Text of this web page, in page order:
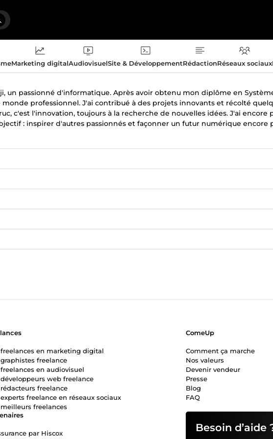
Marketing digitalAudiovisuelSite & DéveloppementRédactionRéseaux sociaux
un passionné d'informatique. Après avoir obtenu mon diplôme en
professionnel. J'ai contribué à des projets innovants et récolté
c'est l'innovation, toujours à la recherche de nouvelles idées. J'ai encore
: inspirer d'autres passionnés et façonner un futur numérique encore
Besoin d’aide
par Hiscox
freelances en marketing digital
freelance
en audiovisuel
web freelance
freelance
freelance en réseaux sociaux
freelances
ComeUp
Comment ça marche
Nos valeurs
Devenir vendeur
Presse
Blog
FAQ